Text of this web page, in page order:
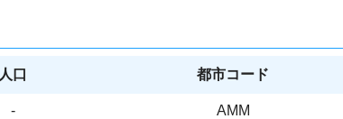
人口 都市コード
- AMM